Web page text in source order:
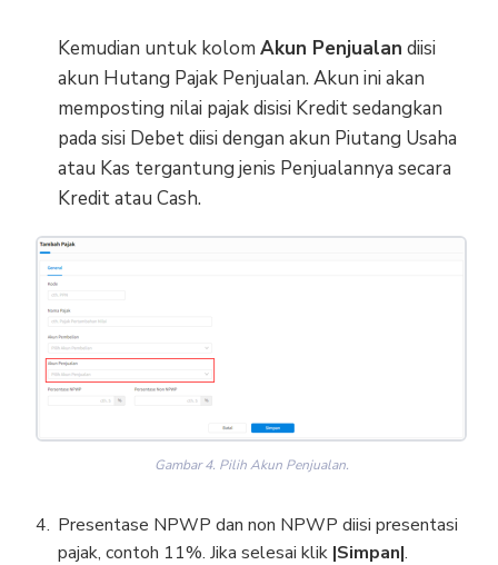
Kemudian untuk kolom Akun Penjualan diisi
akun Hutang Pajak Penjualan. Akun ini akan
memposting nilai pajak disisi Kredit sedangkan
pada sisi Debet diisi dengan akun Piutang Usaha
atau Kas tergantung jenis Penjualannya secara
Kredit atau Cash.
Gambar 4. Pilih Akun Penjualan.
Presentase NPWP dan non NPWP diisi presentasi
pajak, contoh 11%. Jika selesai klik |Simpan|.